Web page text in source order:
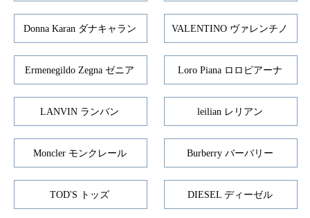
Donna Karan ダナキャラン VALENTINO ヴァレンチノ
Ermenegildo Zegna ゼニア Loro Piana ロロピアーナ
LANVIN ランバン leilian レリアン
Moncler モンクレール Burberry バーバリー
TOD'S トッズ DIESEL ディーゼル